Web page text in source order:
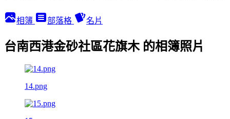
相簿 部落格 名片
台南西港金砂社區花旗木 的相簿照片
14.png